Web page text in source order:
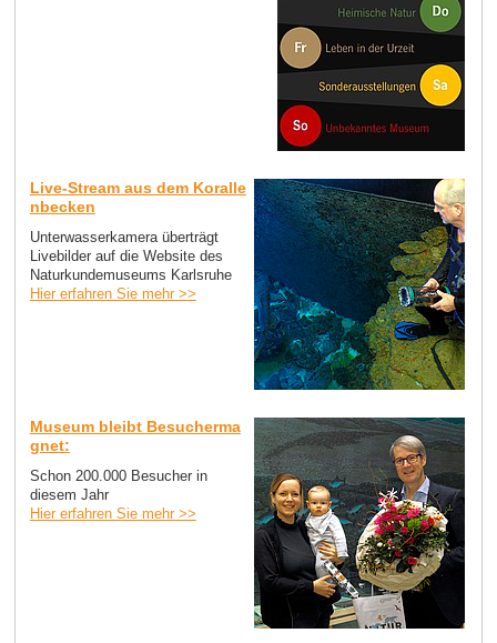
Live-Stream aus dem Koralle
nbecken
Unterwasserkamera überträgt
Livebilder auf die Website des
Naturkundemuseums Karlsruhe
Hier erfahren Sie mehr >>
Museum bleibt Besucherma
gnet:
Schon 200.000 Besucher in
diesem Jahr
Hier erfahren Sie mehr >>